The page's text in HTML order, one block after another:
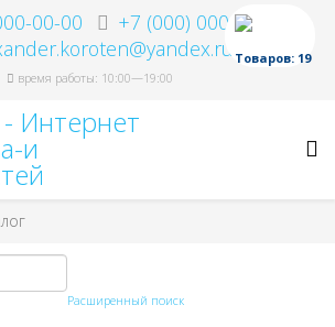
00-00
+7 (000) 000-00-00
время работы: 10:00—19:00
Товаров: 19
Расширенный поиск